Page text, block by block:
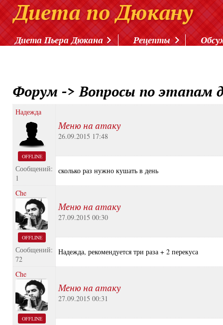
Диета Пьера Дюкана Рецепты
Форум ->Вопросы по этапам
Надежда
OFFLINE
Сообщений:
1
Меню на атаку
26.09.2015 17:48
сколько раз нужно кушать в день
Che
OFFLINE
Сообщений:
72
Меню на атаку
27.09.2015 00:30
Надежда, рекомендуется три раза + 2 перекуса
Che
OFFLINE
Меню на атаку
27.09.2015 00:31